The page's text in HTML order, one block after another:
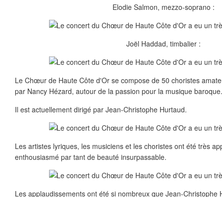
Elodie Salmon, mezzo-soprano :
Joël Haddad, timbalier :
Le Chœur de Haute Côte d'Or se compose de 50 choristes
par Nancy Hézard, autour de la passion pour la musique baroque.
Il est actuellement dirigé par Jean-Christophe Hurtaud.
Les artistes lyriques, les musiciens et les choristes ont été très
enthousiasmé par tant de beauté insurpassable.
Les applaudissements ont été si nombreux que Jean-Christophe